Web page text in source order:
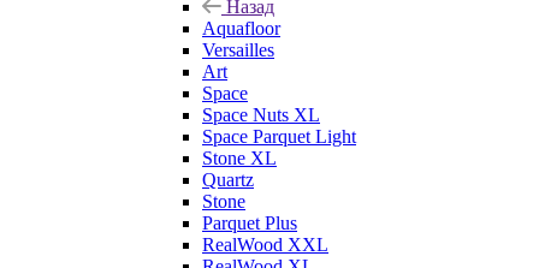
Назад
Aquafloor
Versailles
Art
Space
Space Nuts XL
Space Parquet Light
Stone XL
Quartz
Stone
Parquet Plus
RealWood XXL